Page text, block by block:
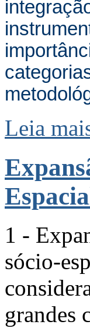
Leia
1 -
sócio-
grandes